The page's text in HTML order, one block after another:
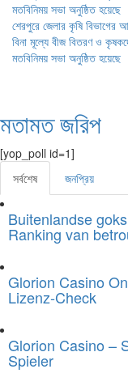
শেরপুরে জেলার কৃষি বিভাগের
বিনা মূল্যে বীজ বিতরণ ও
মতবিনিময় সভা অনুষ্ঠিত হয়েছে
মতামত জরিপ
[yop_poll id=1]
সর্বশেষ
জনপ্রিয়
Buitenlandse
Ranking van
Glorion Casino
Lizenz‑Check
Glorion Casino –
Spieler